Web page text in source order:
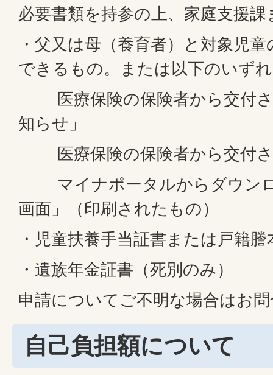
必要書類を持参の上、家庭支援
・父又は母（養育者）と対象児
できるもの。または以下のいず
医療保険の保険者から交付さ
知らせ」
医療保険の保険者から交付さ
マイナポータルからダウンロ
画面」（印刷されたもの）
・児童扶養手当証書または戸籍謄
・遺族年金証書（死別のみ）
申請についてご不明な場合はお
自己負担額について